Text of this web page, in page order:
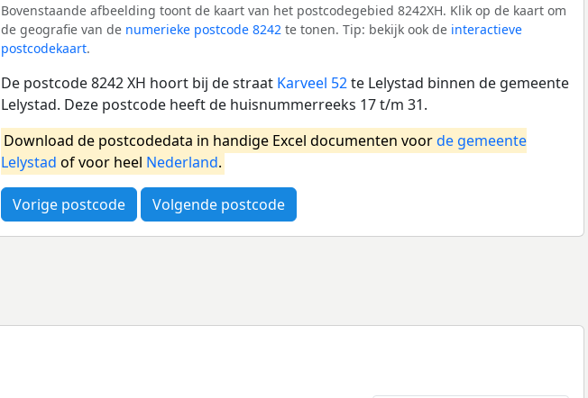
Bovenstaande afbeelding toont de kaart van het postcodegebied 8242XH. Klik op de kaart om
de geografie van de numerieke postcode 8242 te tonen. Tip: bekijk ook de interactieve
postcodekaart.
De postcode 8242 XH hoort bij de straat Karveel 52te Lelystad binnen de gemeente
Lelystad. Deze postcode heeft de huisnummerreeks 17 t/m 31.
Download de postcodedata in handige Excel documenten voorde gemeente
Lelystad of voor heel Nederland.
Vorige postcode Volgende postcode